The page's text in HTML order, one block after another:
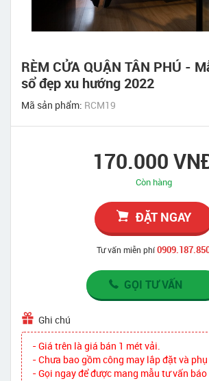
RÈM CỬA QUẬN TÂN PHÚ -
sổ đẹp xu hướng 2022
Mã sản phẩm: RCM19
170.000
Còn hàng
ĐẶT NGAY
Tư vấn miễn phí
GỌI TƯ VẤN
Ghi chú
- Giá trên là giá bán 1 mét vải.
- Chưa bao gồm công may lắp đặt và
- Gọi ngay để được mang mẫu tư vấn